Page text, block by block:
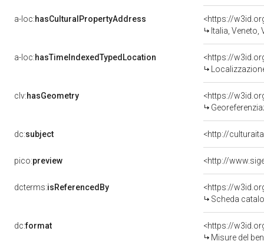
a-loc:hasCulturalPropertyAddress
<https://
Italia, Veneto,
a-loc:hasTimeIndexedTypedLocation
<https://
clv:hasGeometry
<https://
dc:subject <http://
pico:preview
dcterms:isReferencedBy
<https://
Scheda
dc:format
<https://
Misure del